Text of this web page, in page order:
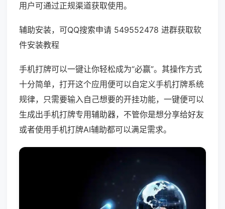
用户可通过正规渠道获取使用。
辅助安装，可QQ搜索申请 549552478 进群获取软
件安装教程
手机打牌可以一键让你轻松成为“必赢”。其操作方式
十分简单，打开这个应用便可以自定义手机打牌系统
规律，只需要输入自己想要的开挂功能，一键便可以
生成出手机打牌专用辅助器，不管你是想分享给好友
或者使用手机打牌AI辅助都可以满足需求。